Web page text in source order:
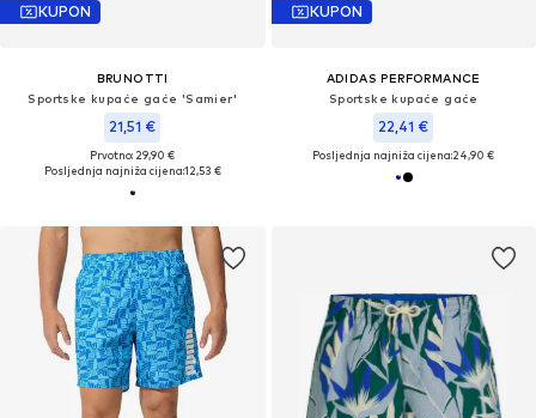
KUPON
BRUNOTTI
Sportske kupaće gaće 'Samier'
21,51 €
Prvotno: 29,90 €
Posljednja najniža cijena:12,53 €
KUPON
ADIDAS PERFORMANCE
Sportske kupaće gaće
22,41 €
Posljednja najniža cijena:24,90 €